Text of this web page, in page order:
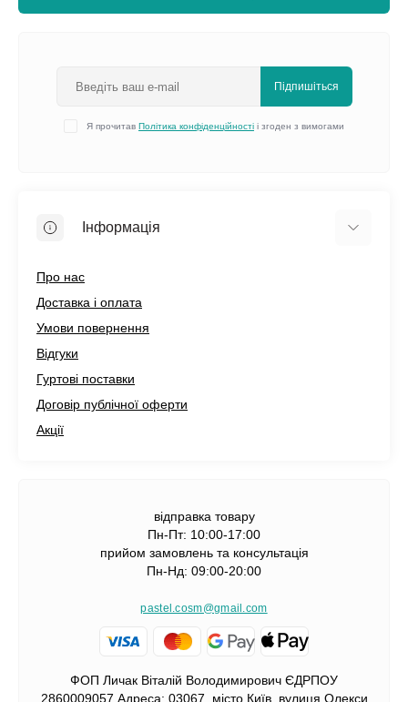
Підпишіться
Я прочитав Політика конфіденційності і згоден з вимогами
Інформація
Про нас
Доставка і оплата
Умови повернення
Відгуки
Гуртові поставки
Договір публічної оферти
Акції
відправка товару
Пн-Пт: 10:00-17:00
прийом замовлень та консультація
Пн-Нд: 09:00-20:00
pastel.cosm@gmail.com
ФОП Личак Віталій Володимирович ЄДРПОУ
2860009057 Адреса: 03067, місто Київ, вулиця Олекси